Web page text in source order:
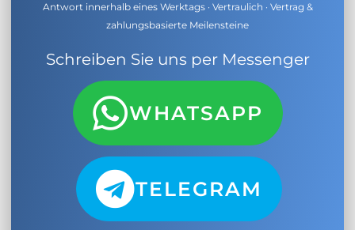
Antwort innerhalb eines Werktags · Vertraulich · Vertrag &
zahlungsbasierte Meilensteine
Schreiben Sie uns per Messenger
WHATSAPP
TELEGRAM